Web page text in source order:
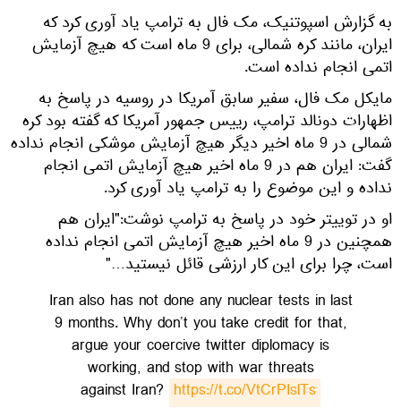
به گزارش اسپوتنیک، مک فال به ترامپ یاد آوری کرد که
ایران، مانند کره شمالی، برای 9 ماه است که هیچ آزمایش
اتمی انجام نداده است.
مایکل مک فال، سفیر سابق آمریکا در روسیه در پاسخ به
اظهارات دونالد ترامپ، رییس جمهور آمریکا که گفته بود کره
شمالی در 9 ماه اخیر دیگر هیچ آزمایش موشکی انجام نداده
گفت: ایران هم در 9 ماه اخیر هیچ آزمایش اتمی انجام
نداده و این موضوع را به ترامپ یاد آوری کرد.
او در توییتر خود در پاسخ به ترامپ نوشت:"ایران هم
همچنین در 9 ماه اخیر هیچ آزمایش اتمی انجام نداده
است، چرا برای این کار ارزشی قائل نیستید…"
Iran also has not done any nuclear tests in last
9 months. Why don’t you take credit for that,
argue your coercive twitter diplomacy is
working, and stop with war threats
against Iran? https://t.co/VtCrPIslTs